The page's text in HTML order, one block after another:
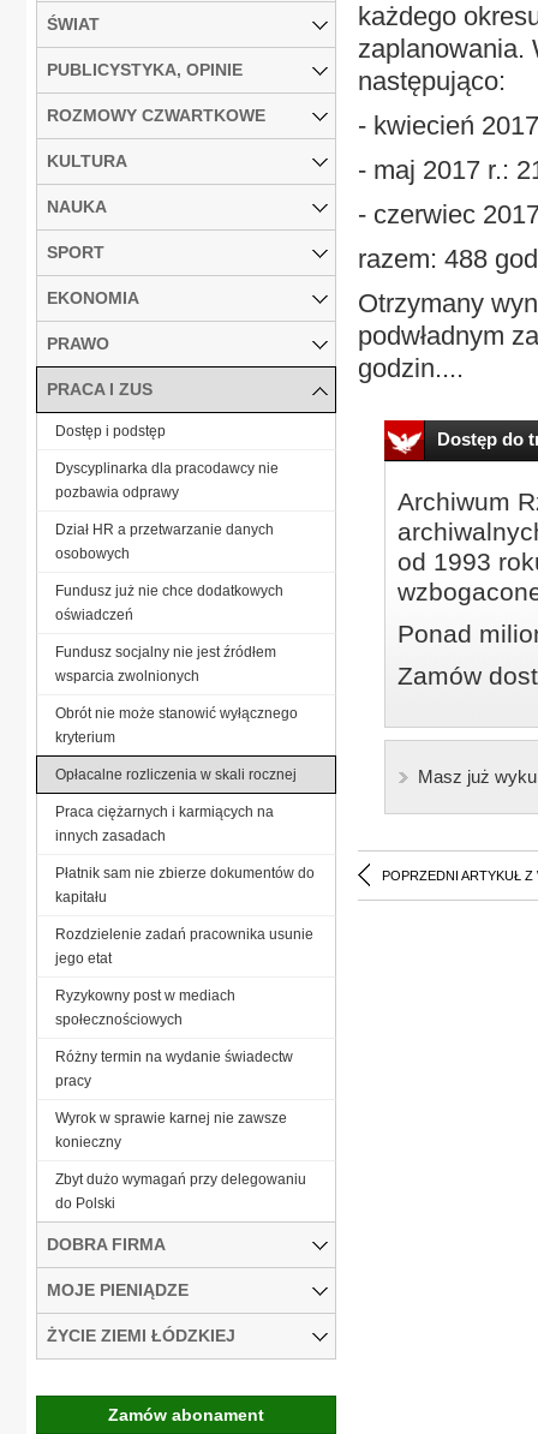
każdego
zaplanowania.
następująco:
- kwiecień
- maj 2017 r.:
- czerwiec
razem: 488
Otrzymany
podwładnym
godzin....
Dostęp do
Archiwum
od 1993
Ponad
Zamów
Masz już
POPRZEDNI ARTYKUŁ Z
ŚWIAT
PUBLICYSTYKA, OPINIE
ROZMOWY CZWARTKOWE
KULTURA
NAUKA
SPORT
EKONOMIA
PRAWO
PRACA I ZUS
Dostęp i podstęp
Dyscyplinarka dla pracodawcy nie
pozbawia odprawy
Dział HR a przetwarzanie danych
osobowych
Fundusz już nie chce dodatkowych
oświadczeń
Fundusz socjalny nie jest źródłem
wsparcia zwolnionych
Obrót nie może stanowić wyłącznego
kryterium
Opłacalne rozliczenia w skali rocznej
Praca ciężarnych i karmiących na
innych zasadach
Płatnik sam nie zbierze dokumentów do
kapitału
Rozdzielenie zadań pracownika usunie
jego etat
Ryzykowny post w mediach
społecznościowych
Różny termin na wydanie świadectw
pracy
Wyrok w sprawie karnej nie zawsze
konieczny
Zbyt dużo wymagań przy delegowaniu
do Polski
DOBRA FIRMA
MOJE PIENIĄDZE
ŻYCIE ZIEMI ŁÓDZKIEJ
Zamów abonament